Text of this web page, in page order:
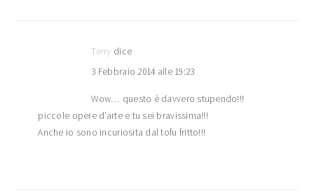
Terry dice
3 Febbraio 2014 alle 19:23
Wow… questo è davvero stupendo!!!
piccole opere d’arte e tu sei bravissima!!!
Anche io sono incuriosita dal tofu fritto!!!